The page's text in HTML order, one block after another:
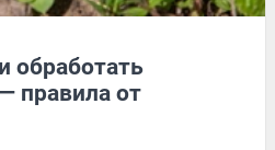
обработать
правила от